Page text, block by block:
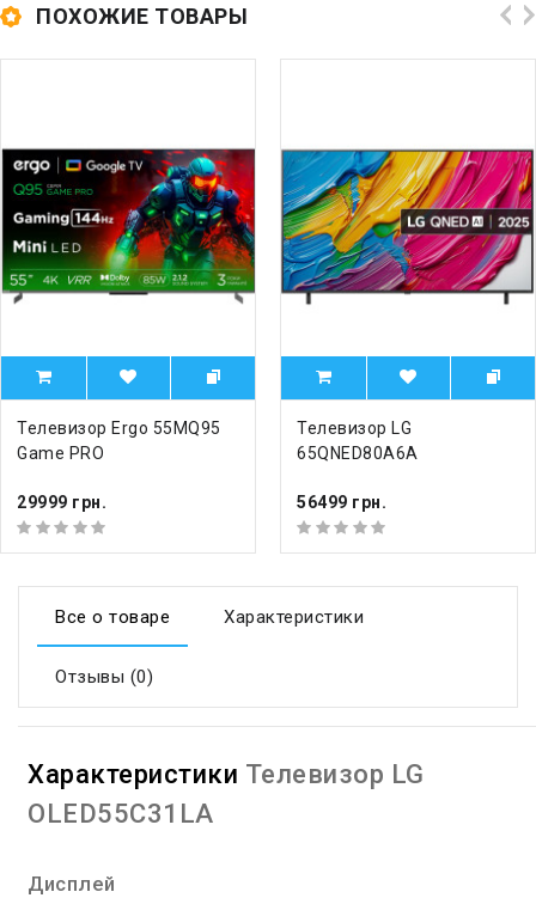
ПОХОЖИЕ ТОВАРЫ
Телевизор Ergo 55MQ95
Game PRO
29999 грн.
Телевизор LG
65QNED80A6A
56499 грн.
Все о товаре Характеристики
Отзывы (0)
Характеристики Телевизор LG
OLED55C31LA
Дисплей